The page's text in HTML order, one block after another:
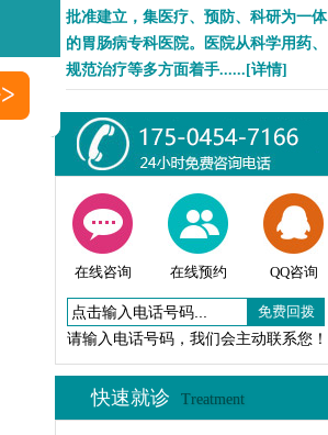
批准建立，集医疗、预防、科研为一体
的胃肠病专科医院。医院从科学用药、
规范治疗等多方面着手...... [详情]
在线咨询 在线预约 QQ咨询
请输入电话号码，我们会主动联系您！
快速就诊 Treatment